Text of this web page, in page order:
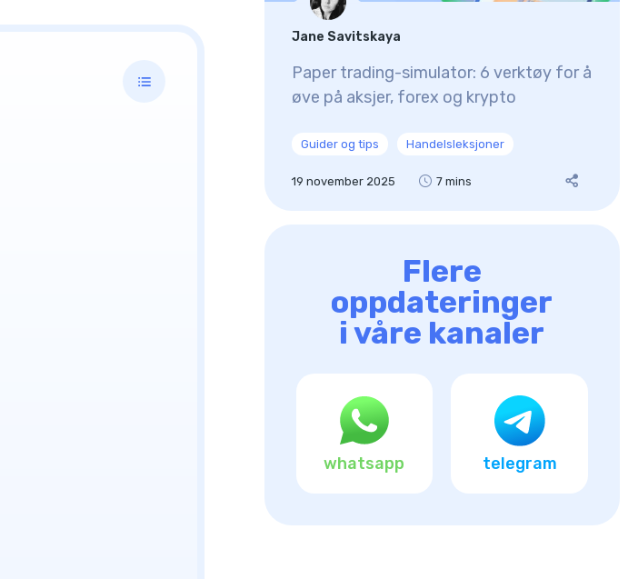
Jane Savitskaya
Paper trading-simulator: 6 verktøy for å
øve på aksjer, forex og krypto
Guider og tips Handelsleksjoner
19 november 2025 7 mins
Flere
oppdateringer
i våre kanaler
whatsapp telegram